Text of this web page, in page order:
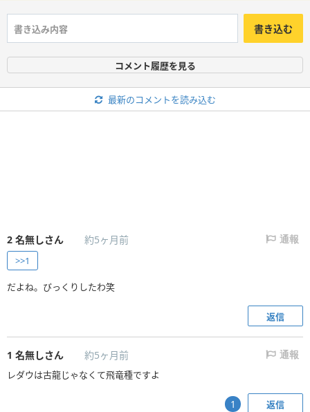
書き込む
コメント履歴を見る
最新のコメントを読み込む
2 名無しさん 約5ヶ月前 通報
>>1
だよね。びっくりしたわ笑
返信
1 名無しさん 約5ヶ月前 通報
レダウは古龍じゃなくて飛竜種ですよ
返信
1